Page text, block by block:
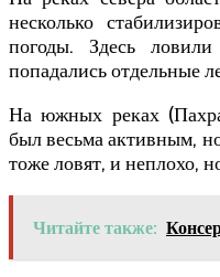
несколько
погоды. Здесь
попадались отдельные
На южных реках
был весьма активным,
тоже ловят, и неплохо,
Читайте также: